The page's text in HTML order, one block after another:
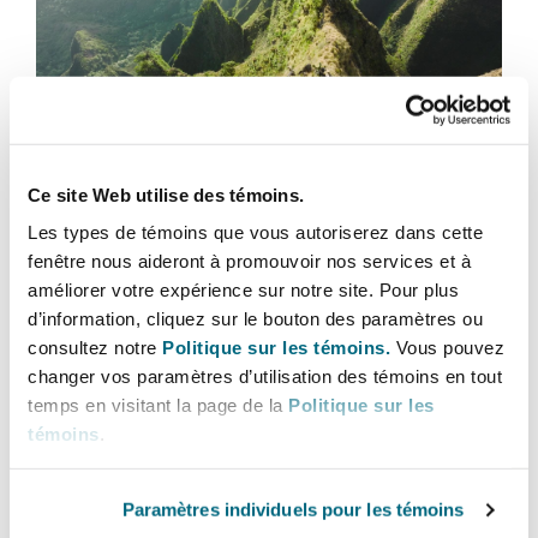
Ce site Web utilise des témoins.
Les types de témoins que vous autoriserez dans cette
fenêtre nous aideront à promouvoir nos services et à
améliorer votre expérience sur notre site. Pour plus
d’information, cliquez sur le bouton des paramètres ou
consultez notre Politique sur les témoins. Vous pouvez
changer vos paramètres d’utilisation des témoins en tout
temps en visitant la page de la Politique sur les
témoins.
Paramètres individuels pour les témoins
Entretien, réparation et
Droit aérien commercial
Droit réglementaire
Satellites et espace
Couverture d’assurance
Droit maritime
Risques politiques et crédit
Responsabilité du fabricant
produits
Assurance biens
Bator
York
County
The St Botolph Building
Défis humains
– July 2026
15 juillet 2026
Employers’ countdown to kick-off at the 2026 World